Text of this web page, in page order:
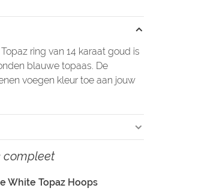
ring van 14 karaat goud is
blauwe topaas. De
voegen kleur toe aan jouw
compleet
White Topaz Hoops